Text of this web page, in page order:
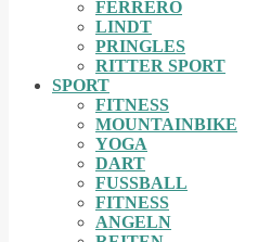
FERRERO
LINDT
PRINGLES
RITTER SPORT
SPORT
FITNESS
MOUNTAINBIKE
YOGA
DART
FUSSBALL
FITNESS
ANGELN